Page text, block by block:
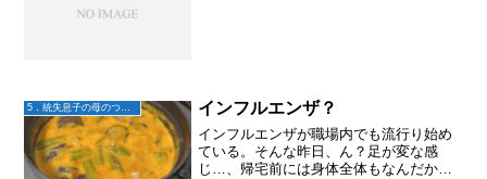
インフルエンザ？
インフルエンザが職場内でも流行り始め
ている。そんな昨日、ん？足が変な感
じ…、帰宅前には身体全体もなんだか変